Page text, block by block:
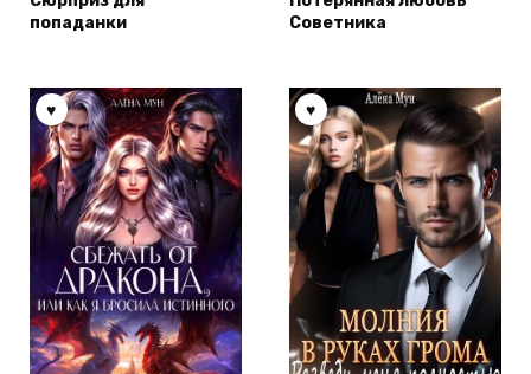
попаданки
Советника